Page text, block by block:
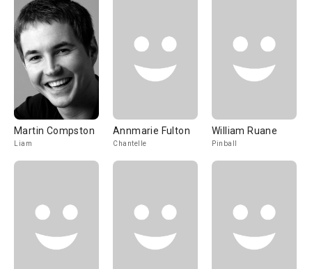
Martin Compston
Liam
Annmarie Fulton
Chantelle
William Ruane
Pinball